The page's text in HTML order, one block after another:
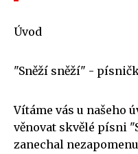
Úvod
"Sněží sněží" -
Vítáme vás u našeho
věnovat skvělé písni
zanechal